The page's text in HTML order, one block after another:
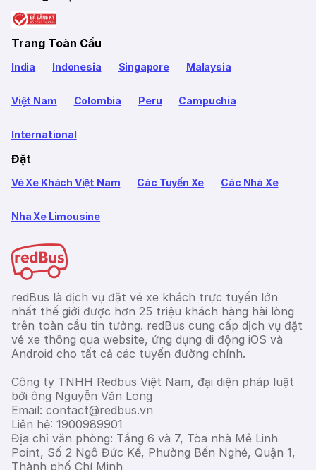
Trang Toàn Cầu
India Indonesia Singapore Malaysia
Việt Nam Colombia Peru Campuchia
International
Đặt
Vé Xe Khách Việt Nam Các Tuyến Xe Các Nhà Xe
Nha Xe Limousine
redBus là dịch vụ đặt vé xe khách trực tuyến lớn
nhất thế giới được hơn 25 triệu khách hàng hài lòng
trên toàn cầu tin tưởng. redBus cung cấp dịch vụ đặt
vé xe thông qua website, ứng dụng di động iOS và
Android cho tất cả các tuyến đường chính.
Công ty TNHH Redbus Việt Nam, đại diện pháp luật
bởi ông Nguyễn Văn Long
Email: contact@redbus.vn
Liên hệ: 1900989901
Địa chỉ văn phòng: Tầng 6 và 7, Tòa nhà Mê Linh
Point, Số 2 Ngô Đức Kế, Phường Bến Nghé, Quận 1,
Thành phố Chí Minh